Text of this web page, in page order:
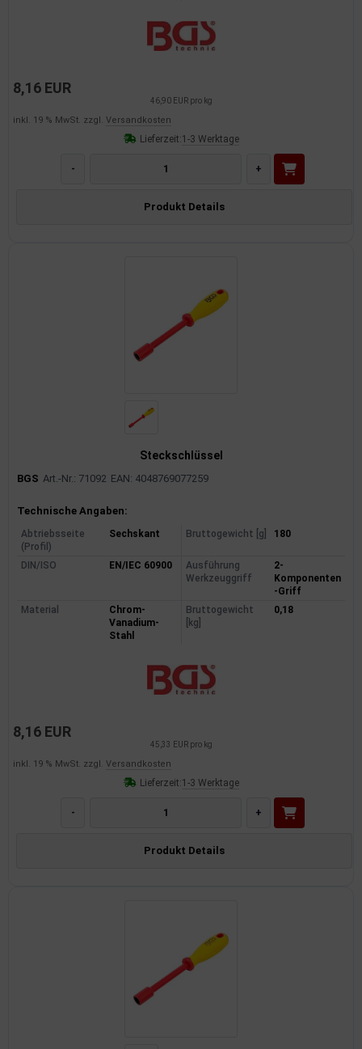
8,16 EUR
46,90 EUR pro kg
inkl. 19 % MwSt. zzgl. Versandkosten
Lieferzeit:1-3 Werktage
- +
Produkt Details
Steckschlüssel
BGS Art.-Nr.: 71092 EAN: 4048769077259
Produktinformationen
Technische Angaben:
Abtriebsseite
(Profil)
Sechskant Bruttogewicht [g] 180
DIN/ISO EN/IEC 60900
Ausführung
Werkzeuggriff
2-
Komponenten
-Griff
Material
Chrom-
Vanadium-
Stahl
Bruttogewicht
[kg]
0,18
8,16 EUR
45,33 EUR pro kg
inkl. 19 % MwSt. zzgl. Versandkosten
Lieferzeit:1-3 Werktage
- +
Produkt Details